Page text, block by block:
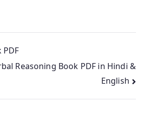
Reasoning Book PDF in Hindi &
English